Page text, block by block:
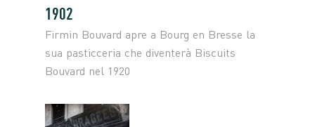
1902
Firmin Bouvard apre a Bourg en Bresse la
sua pasticceria che diventerà Biscuits
Bouvard nel 1920